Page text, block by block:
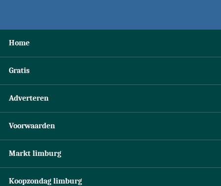
Home
Gratis
Adverteren
Voorwaarden
Markt limburg
Koopzondag limburg